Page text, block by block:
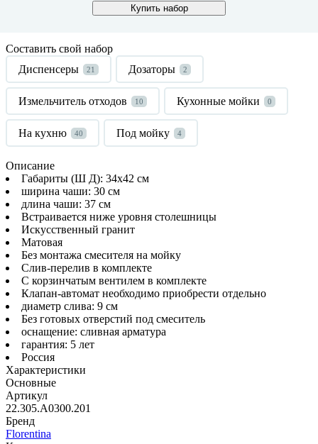
Купить набор
Составить свой набор
Диспенсеры
21 Дозаторы 2
Измельчитель отходов 10 Кухонные мойки 0
На кухню 40 Под мойку 4
Описание
Габариты (Ш Д): 34x42 см
ширина чаши: 30 см
длина чаши: 37 см
Встраивается ниже уровня столешницы
Искусственный гранит
Матовая
Без монтажа смесителя на мойку
Слив-перелив в комплекте
С корзинчатым вентилем в комплекте
Клапан-автомат необходимо приобрести отдельно
диаметр слива: 9 см
Без готовых отверстий под смеситель
оснащение: сливная арматура
гарантия: 5 лет
Россия
Характеристики
Основные
Артикул
22.305.A0300.201
Бренд
Florentina